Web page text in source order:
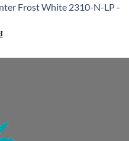
tại
290.000 ₫.
Frost White 2310-N-LP -
Giá
tại